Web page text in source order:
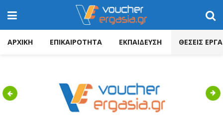
ΑΡΧΙΚΗ ΕΠΙΚΑΙΡΟΤΗΤΑ ΕΚΠΑΙΔΕΥΣΗ ΘΕΣΕΙΣ
Previous